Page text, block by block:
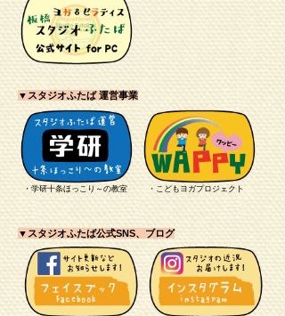
▼スタジオふたば 運営事業
・学研十条ほっこり～の教室 ・こどもヨガプロジェクト
▼スタジオふたば公式SNS、ブログ